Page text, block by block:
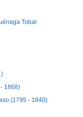
Tobar
1868)
(1795 - 1840)